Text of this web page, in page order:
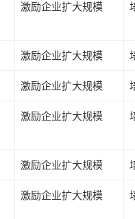
激励企业扩大规模
激励企业扩大规模
激励企业扩大规模
激励企业扩大规模
激励企业扩大规模
激励企业扩大规模